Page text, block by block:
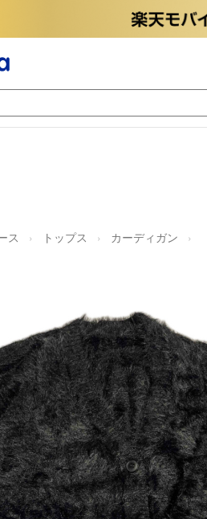
ス トップス カーディガン